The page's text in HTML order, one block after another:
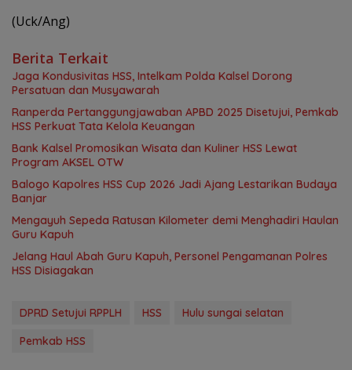
(Uck/Ang)
Berita Terkait
Jaga Kondusivitas HSS, Intelkam Polda Kalsel Dorong
Persatuan dan Musyawarah
Ranperda Pertanggungjawaban APBD 2025 Disetujui, Pemkab
HSS Perkuat Tata Kelola Keuangan
Bank Kalsel Promosikan Wisata dan Kuliner HSS Lewat
Program AKSEL OTW
Balogo Kapolres HSS Cup 2026 Jadi Ajang Lestarikan Budaya
Banjar
Mengayuh Sepeda Ratusan Kilometer demi Menghadiri Haulan
Guru Kapuh
Jelang Haul Abah Guru Kapuh, Personel Pengamanan Polres
HSS Disiagakan
DPRD Setujui RPPLH HSS
Hulu sungai selatan
Pemkab HSS